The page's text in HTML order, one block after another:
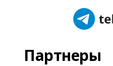
Партнеры